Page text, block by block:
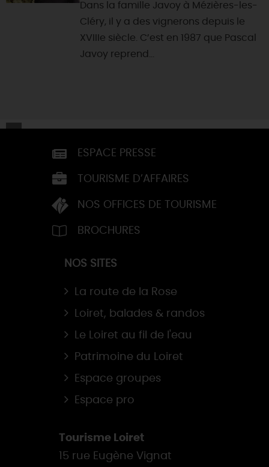
Dans la famille Javoy à Mézières-les-
Cléry, il y a des vignerons depuis le
XVIIIe siècle. C’est en 1987 que Pascal
Javoy reprend...
ESPACE PRESSE
TOURISME D’AFFAIRES
NOS OFFICES DE TOURISME
BROCHURES
NOS SITES
La route de la Rose
Loiret, balades & randos
Le Loiret au fil de l'eau
Patrimoine du Loiret
Espace groupes
Espace pro
Tourisme Loiret
15 rue Eugène Vignat